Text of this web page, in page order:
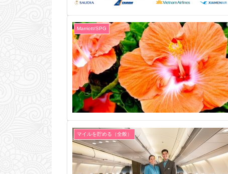
Marriott/SPG
マイルを貯める（全般）